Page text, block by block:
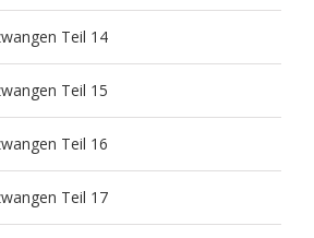
Links Teil 14
Teil 15
Teil 16
Teil 17